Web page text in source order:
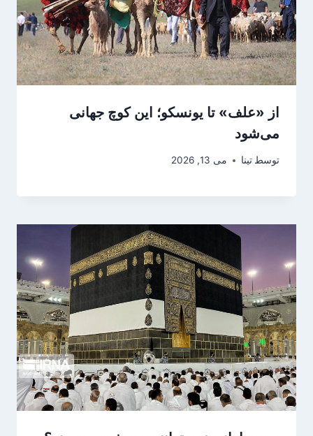
از «علف» تا یونسکو؛ این کوچ جهانی
می‌شود
توسط تینا می 13, 2026